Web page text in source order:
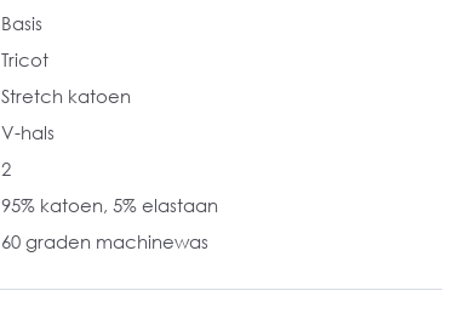
Basis
Tricot
Stretch katoen
V-hals
2
95% katoen, 5% elastaan
60 graden machinewas